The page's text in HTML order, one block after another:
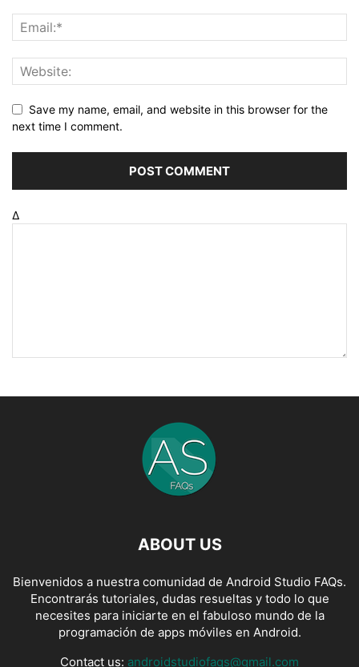
Save my name, email, and website in this browser for the
next time I comment.
Δ
ABOUT US
Bienvenidos a nuestra comunidad de Android Studio FAQs.
Encontrarás tutoriales, dudas resueltas y todo lo que
necesites para iniciarte en el fabuloso mundo de la
programación de apps móviles en Android.
Contact us: androidstudiofaqs@gmail.com